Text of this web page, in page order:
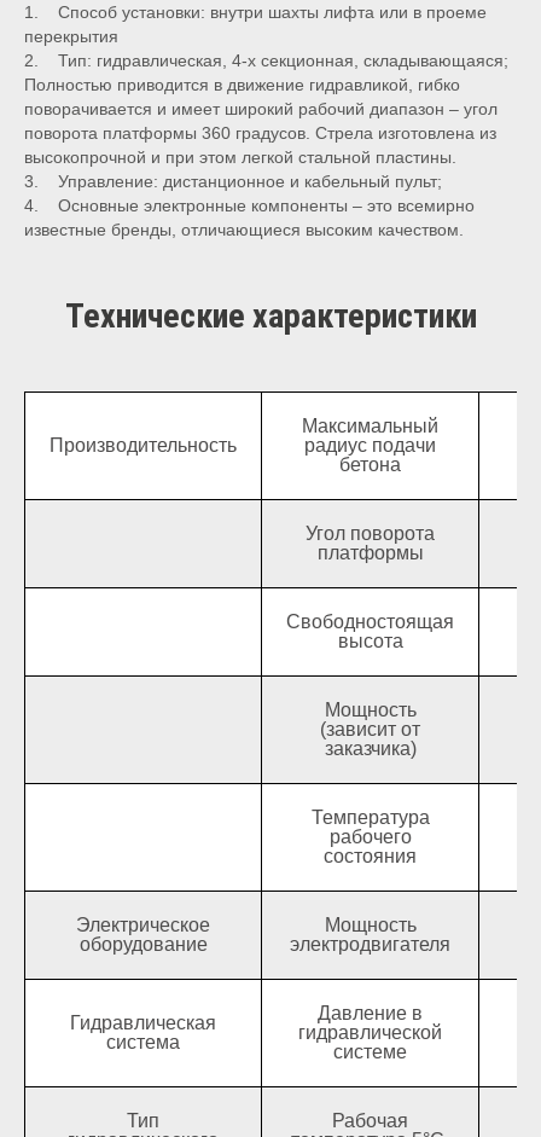
1. Способ установки: внутри шахты лифта или в проеме
перекрытия
2. Тип: гидравлическая, 4-х секционная, складывающаяся;
Полностью приводится в движение гидравликой, гибко
поворачивается и имеет широкий рабочий диапазон – угол
поворота платформы 360 градусов. Стрела изготовлена из
высокопрочной и при этом легкой стальной пластины.
3. Управление: дистанционное и кабельный пульт;
4. Основные электронные компоненты – это всемирно
известные бренды, отличающиеся высоким качеством.
Технические характеристики
Производительность
Максимальный
радиус подачи
бетона
Угол поворота
платформы
Свободностоящая
высота
Мощность
(зависит от
заказчика)
Температура
рабочего
состояния
Электрическое
оборудование
Мощность
электродвигателя
Гидравлическая
система
Давление в
гидравлической
системе
Тип
Рабочая